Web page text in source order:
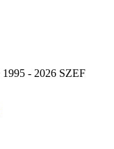
- 2026 SZEF